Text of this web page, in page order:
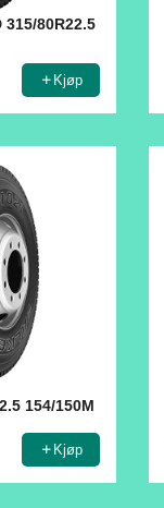
80R22.5
Kjøp
154/150M
Kjøp